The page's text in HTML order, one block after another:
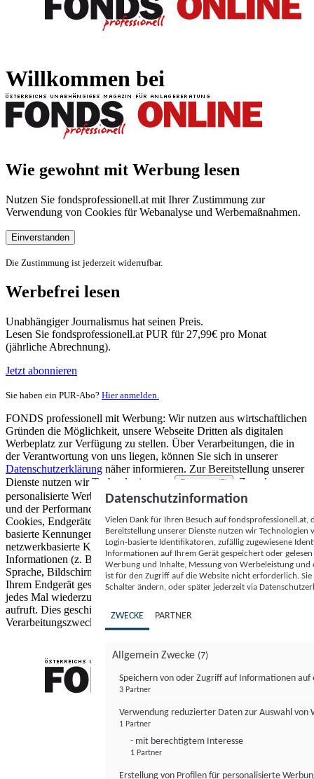
Willkommen bei
Wie gewohnt mit Werbung lesen
Nutzen Sie fondsprofessionell.at mit Ihrer Zustimmung zur
Verwendung von Cookies für Webanalyse und Werbemaßnahmen.
Einverstanden
Die Zustimmung ist jederzeit widerrufbar.
Werbefrei lesen
Unabhängiger Journalismus hat seinen Preis.
Lesen Sie fondsprofessionell.at PUR für 27,99€ pro Monat
(jährliche Abrechnung).
Jetzt abonnieren
Sie haben ein PUR-Abo? Hier anmelden.
FONDS professionell mit Werbung: Wir nutzen aus wirtschaftlichen
Gründen die Möglichkeit, unsere Webseite Dritten als digitalen
Werbeplatz zur Verfügung zu stellen. Über Verarbeitungen, die in
der Verantwortung von uns liegen, können Sie sich in unserer
Datenschutzerklärung näher informieren. Zur Bereitstellung unserer
Dienste nutzen wir Technologien von
Partnern (5)
. Zwecke:
personalisierte Werbung und Inhalte, Messung von Werbeleistung
und der Performance von Inhalten sowie Zielgruppenforschung.
Cookies, Endgeräte- oder ähnliche Online-Kennungen (z. B. login-
basierte Kennungen, zufällig generierte Kennungen,
netzwerkbasierte Kennungen) können zusammen mit anderen
Informationen (z. B. Browsertyp und Browserinformationen,
Sprache, Bildschirmgröße, unterstützte Technologien usw.) auf
Ihrem Endgerät gespeichert oder von dort ausgelesen werden, um es
jedes Mal wiederzuerkennen, wenn es eine App oder einer Webseite
aufruft. Dies geschieht für einen oder mehrere der hier aufgeführten
Verarbeitungszwecke.
Datenschutzinformation
Vielen Dank für Ihren Besuch auf
Bereitstellung unserer Dienste nutzen wir Technologien
Login-basierte Identifikatoren, zufällig zugewiesene
Informationen auf Ihrem Gerät gespeichert oder
Werbung und Inhalte, Messung von Werbeleistung
ist für den Zugriff auf die Website nicht erforderlich.
Schalter ändern, oder später jederzeit via
ZWECKE PARTNER
Allgemein Zwecke (7)
Speichern von oder Zugriff auf Informationen auf
3 Partner
Verwendung reduzierter Daten zur Auswahl von
1 Partner
- mit berechtigtem Interesse
1 Partner
Erstellung von Profilen für personalisierte
FONDS professionell